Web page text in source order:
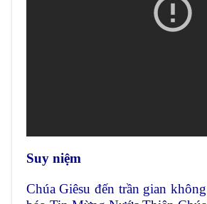
Suy niệm
Chúa Giêsu đến trần gian